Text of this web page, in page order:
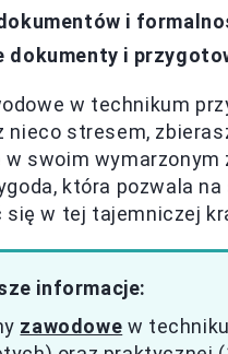
i
dokumenty i
w technikum
nieco stresem,
swoim
która pozwala
się w tej tajemniczej
informacje:
zawodowe w